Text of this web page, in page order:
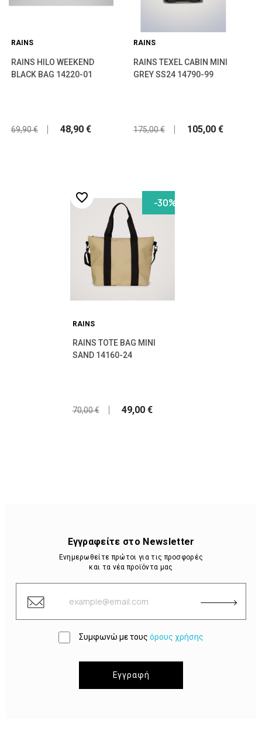
RAINS
RAINS HILO WEEKEND
BLACK BAG 14220-01
69,90 € 48,90 €
RAINS
RAINS TEXEL CABIN MINI
GREY SS24 14790-99
175,00 € 105,00 €
RAINS
RAINS TOTE BAG MINI
SAND 14160-24
70,00 € 49,00 €
-30%
favorite_border
Εγγραφείτε στο Newsletter
Ενημερωθείτε πρώτοι για τις προσφορές
και τα νέα προϊόντα μας
Συμφωνώ με τους όρους χρήσης
Εγγραφή